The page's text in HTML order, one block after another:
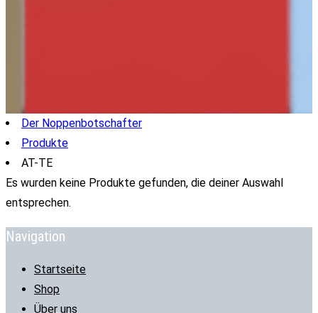
Der Noppenbotschafter
Produkte
AT-TE
Es wurden keine Produkte gefunden, die deiner Auswahl
entsprechen.
Navigation
Startseite
Shop
Über uns